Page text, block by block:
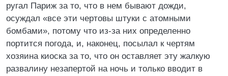
ругал Париж за то, что в нем бывают дожди,
осуждал «все эти чертовы штуки с атомными
бомбами», потому что из-за них определенно
портится погода, и, наконец, посылал к чертям
хозяина киоска за то, что он оставляет эту жалкую
развалину незапертой на ночь и только вводит в